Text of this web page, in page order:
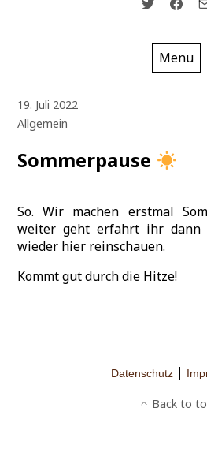
Menu
19. Juli 2022
Allgemein
Sommerpause
So. Wir machen erstmal
weiter geht erfahrt ihr dann
wieder hier reinschauen.
Kommt gut durch die Hitze!
Datenschutz
Back to